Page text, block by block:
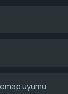
uyumu